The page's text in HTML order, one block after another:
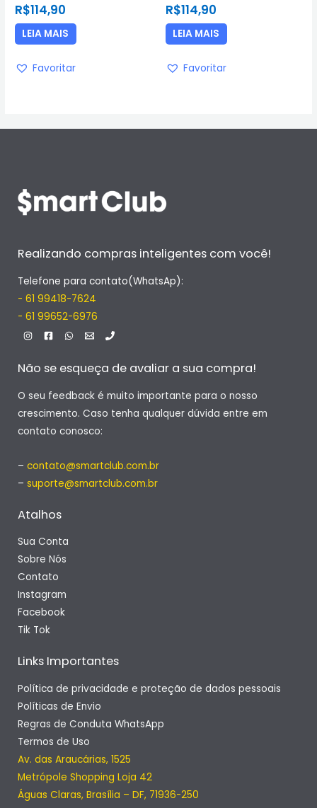
0
5
R$114,90
LEIA MAIS
Favoritar
0
5
R$114,90
LEIA MAIS
Favoritar
Realizando compras inteligentes com você!
Telefone para contato(WhatsAp):
- 61 99418-7624
- 61 99652-6976
Não se esqueça de avaliar a sua compra!
O seu feedback é muito importante para o nosso
crescimento. Caso tenha qualquer dúvida entre em
contato conosco:
– contato@smartclub.com.br
– suporte@smartclub.com.br
Atalhos
Sua Conta
Sobre Nós
Contato
Instagram
Facebook
Tik Tok
Links Importantes
Política de privacidade e proteção de dados pessoais
Políticas de Envio
Regras de Conduta WhatsApp
Termos de Uso
Av. das Araucárias, 1525
Metrópole Shopping Loja 42
Águas Claras, Brasília – DF, 71936-250